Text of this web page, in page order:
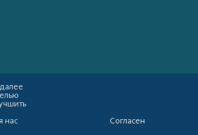
нас
Согласен